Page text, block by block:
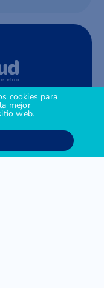
cookies para
mejor
web.